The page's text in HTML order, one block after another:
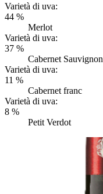
Varietà di uva:
44 %
Merlot
Varietà di uva:
37 %
Cabernet Sauvignon
Varietà di uva:
11 %
Cabernet franc
Varietà di uva:
8 %
Petit Verdot